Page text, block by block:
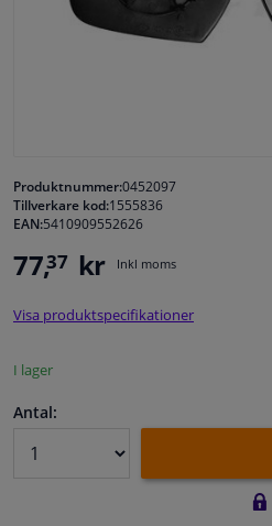
Fönster & Tillbehör
Verkstad & Verktyg
Husbil, motorcykel, cykel & båt
Sensorer & Elsystem
Produktnummer:0452097
Tillverkare kod:1555836
EAN:5410909552626
77,37 kr Inkl moms
Visa produktspecifikationer
I lager
Antal: